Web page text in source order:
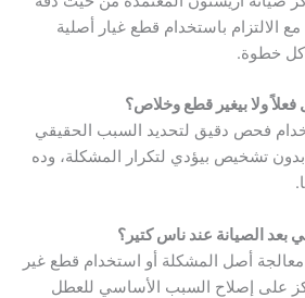
الالتزام باستخدام قطع غيار أصلية
كل خطوة.
ولا بيغير قطع وخلاص؟
فحص دقيق لتحديد السبب الحقيقي
بدون تشخيص بيؤدي لتكرار المشكلة، وده
بعد الصيانة عند ناس كتير؟
أصل المشكلة أو استخدام قطع غير
على إصلاح السبب الأساسي للعطل